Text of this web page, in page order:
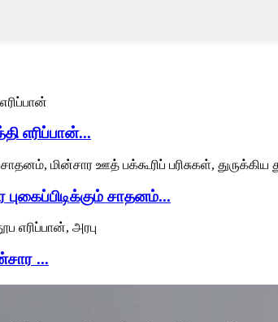
எரிப்பான்...
புகைப்பிடிக்கும் சாதனம்...
...